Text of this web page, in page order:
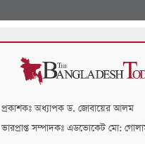
প্রকাশকঃ অধ্যাপক ড. জোবায়ের আলম
ভারপ্রাপ্ত সম্পাদকঃ এডভোকেট মো: